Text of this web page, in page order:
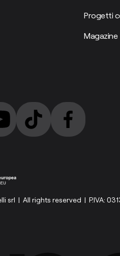
Progetti
Magazine
srl | All rights reserved | P.IVA: